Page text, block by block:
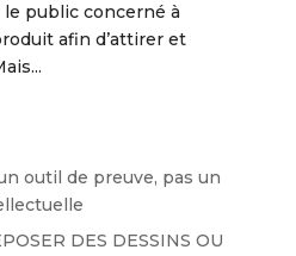
public concerné à
afin d’attirer et
outil de preuve, pas un
DES DESSINS OU